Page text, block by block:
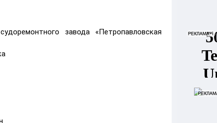
завода «Петропавловская